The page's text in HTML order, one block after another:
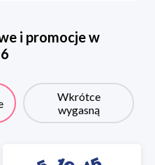
i promocje w
Wkrótce
wygasną